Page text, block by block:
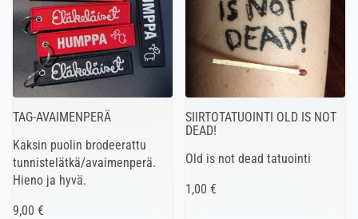
TAG-AVAIMENPERÄ
Kaksin puolin brodeerattu
tunnistelätkä/avaimenperä.
Hieno ja hyvä.
9,00 €
SIIRTOTATUOINTI OLD IS NOT
DEAD!
Old is not dead tatuointi
1,00 €